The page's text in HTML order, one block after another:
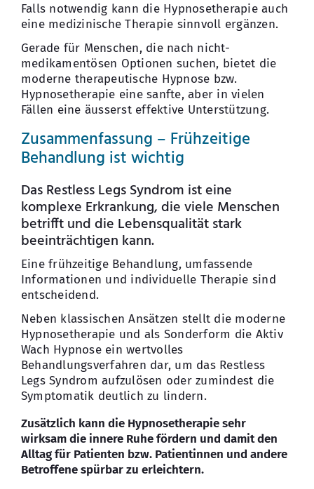
Falls notwendig kann die Hypnosetherapie auch
eine medizinische Therapie sinnvoll ergänzen.
Gerade für Menschen, die nach nicht-
medikamentösen Optionen suchen, bietet die
moderne therapeutische Hypnose bzw.
Hypnosetherapie eine sanfte, aber in vielen
Fällen eine äusserst effektive Unterstützung.
Zusammenfassung – Frühzeitige
Behandlung ist wichtig
Das Restless Legs Syndrom ist eine
komplexe Erkrankung, die viele Menschen
betrifft und die Lebensqualität stark
beeinträchtigen kann.
Eine frühzeitige Behandlung, umfassende
Informationen und individuelle Therapie sind
entscheidend.
Neben klassischen Ansätzen stellt die moderne
Hypnosetherapie und als Sonderform die Aktiv
Wach Hypnose ein wertvolles
Behandlungsverfahren dar, um das Restless
Legs Syndrom aufzulösen oder zumindest die
Symptomatik deutlich zu lindern.
Zusätzlich kann die Hypnosetherapie sehr
wirksam die innere Ruhe fördern und damit den
Alltag für Patienten bzw. Patientinnen und andere
Betroffene spürbar zu erleichtern.